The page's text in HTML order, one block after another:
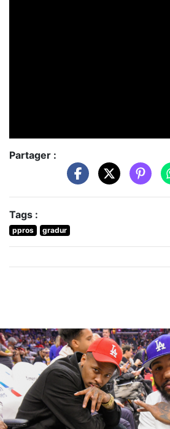
Partager :
Tags :
ppros gradur